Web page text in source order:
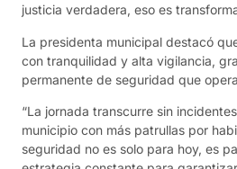
justicia verdadera, eso es
La presidenta municipal destacó
con tranquilidad y alta vigilancia,
permanente de seguridad que
“La jornada transcurre sin
municipio con más patrullas por
seguridad no es solo para hoy, es